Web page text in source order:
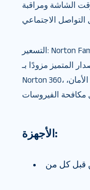
وقت الشاشة ومراقبة
التسعير: Norton Family مجاني، ويتضمن ميزات
المتميز مزودًا بـ
Norton 360، الذي يحتوي على جميع ميزات الأمان،
الأجهزة: